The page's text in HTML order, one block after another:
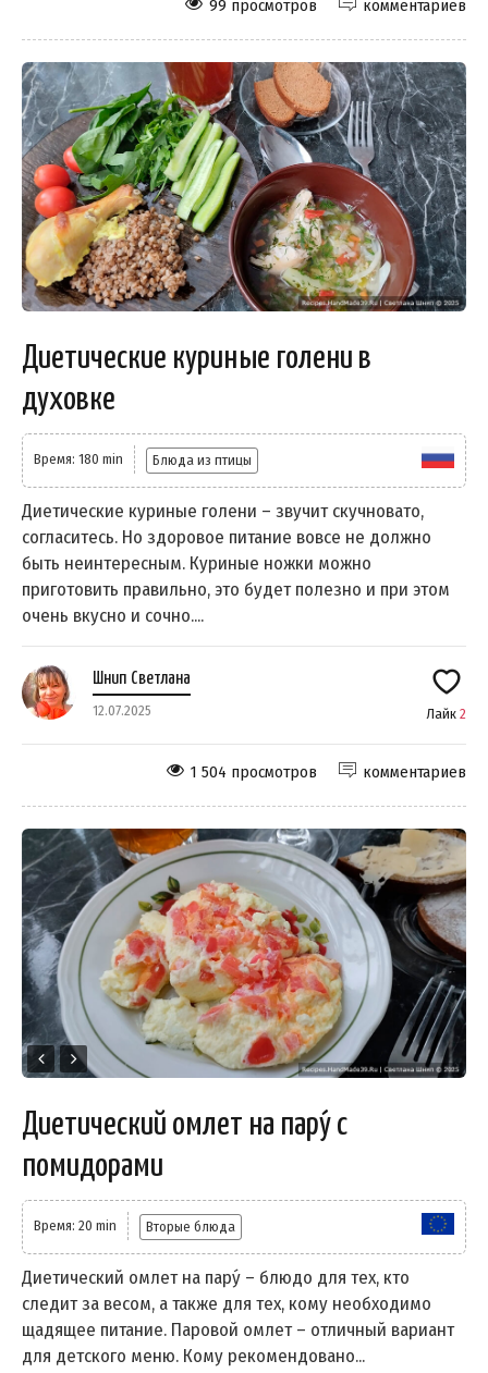
комментариев
99 просмотров
Диетические куриные голени в
духовке
Время: 180 min Блюда из птицы
Диетические куриные голени – звучит скучновато,
согласитесь. Но здоровое питание вовсе не должно
быть неинтересным. Куриные ножки можно
приготовить правильно, это будет полезно и при этом
очень вкусно и сочно....
Шнип Светлана
12.07.2025 Лайк 2
комментариев
1 504 просмотров
Диетический омлет на пару́ с
помидорами
Время: 20 min Вторые блюда
Диетический омлет на пару́ – блюдо для тех, кто
следит за весом, а также для тех, кому необходимо
щадящее питание. Паровой омлет – отличный вариант
для детского меню. Кому рекомендовано...